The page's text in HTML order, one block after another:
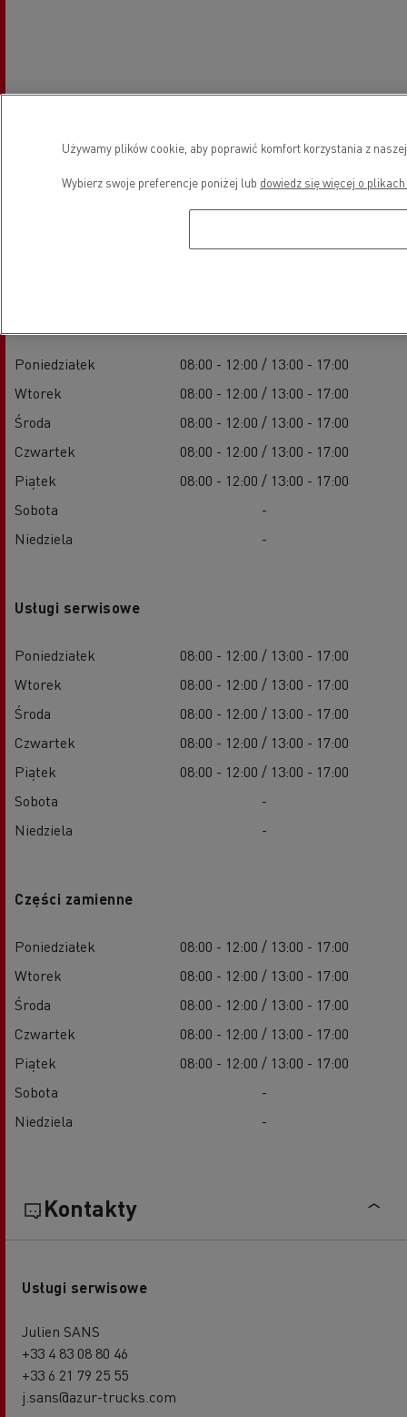
Poniedziałek
08:00 - 12:00 / 13:00 - 17:00
Wtorek
08:00 - 12:00 / 13:00 - 17:00
Środa
08:00 - 12:00 / 13:00 - 17:00
Czwartek
08:00 - 12:00 / 13:00 - 17:00
Piątek
08:00 - 12:00 / 13:00 - 17:00
Sobota
-
Niedziela
-
Usługi serwisowe
Poniedziałek
08:00 - 12:00 / 13:00 - 17:00
Wtorek
08:00 - 12:00 / 13:00 - 17:00
Środa
08:00 - 12:00 / 13:00 - 17:00
Czwartek
08:00 - 12:00 / 13:00 - 17:00
Piątek
08:00 - 12:00 / 13:00 - 17:00
Sobota
-
Niedziela
-
Części zamienne
Poniedziałek
08:00 - 12:00 / 13:00 - 17:00
Wtorek
08:00 - 12:00 / 13:00 - 17:00
Środa
08:00 - 12:00 / 13:00 - 17:00
Czwartek
08:00 - 12:00 / 13:00 - 17:00
Piątek
08:00 - 12:00 / 13:00 - 17:00
Sobota
-
Niedziela
-
Kontakty
Usługi serwisowe
Julien SANS
+33 4 83 08 80 46
+33 6 21 79 25 55
j.sans@azur-trucks.com
Używamy plików cookie, aby poprawić komfort korzystania z
Wybierz swoje preferencje poniżej lub dowiedz się więcej o